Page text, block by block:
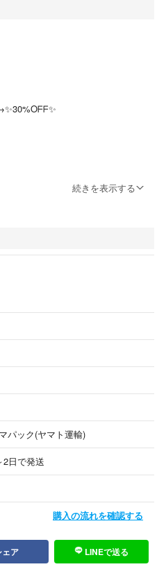
^^
続きを表示する
パック(ヤマト運輸)
2日で発送
購入の流れを確認する
ェア LINEで送る